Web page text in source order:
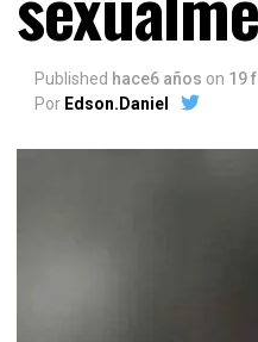
Published hace6 años on 19
Por Edson.Daniel